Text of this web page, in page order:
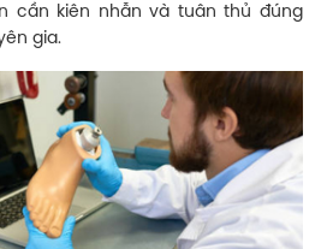
cần kiên nhẫn và tuân thủ đúng
gia.